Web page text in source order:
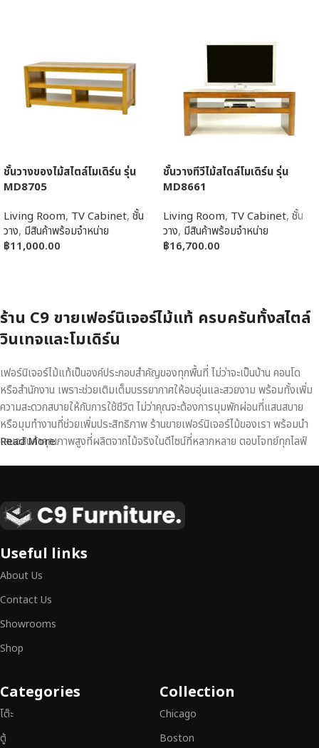
ชั้นวางของไม้สไตล์โมเดิร์น รุ่น
MD8705
Living Room, TV Cabinet, ชั้น
วาง, มีสินค้าพร้อมจำหน่าย
฿11,000.00
ชั้นวางทีวีไม้สไตล์โมเดิร์น รุ่น
MD8661
Living Room, TV Cabinet, ชั้น
วาง, มีสินค้าพร้อมจำหน่าย
฿16,700.00
ร้าน C9 ขายเฟอร์นิเจอร์ไม้แท้ ครบครันทั้งสไตล์
วินเทจและโมเดิร์น
เฟอร์นิเจอร์ไม้แท้เป็นองค์ประกอบสำคัญของทุกพื้นที่ ไม่ว่าจะเป็นบ้าน คอนโด
หรือสำนักงาน เพราะช่วยเติมเต็มบรรยากาศให้อบอุ่นและสวยงาม พร้อมทั้งเพิ่ม
ความสะดวกสบายให้กับการใช้ชีวิต ไม่ว่าคุณจะต้องการมุมพักผ่อนที่แสนสบาย
หรือมุมทำงานที่ช่วยเพิ่มประสิทธิภาพ ร้านขายเฟอร์นิเจอร์ไม้ของเรา พร้อมนำ
เสนอสินค้าคุณภาพสูงที่ผลิตจากไม้จริงในดีไซน์ที่หลากหลาย ตอบโจทย์ทุกไลฟ์
เหนือระดับ
เฟอร์นิเจอร์ไม้ไม่ใช่เพียงของตกแต่ง แต่เป็นงานศิลปะที่สะท้อนถึงรสนิยมและ
สามารถผสานความสวยงาม ความแข็งแรง และการใช้งานที่ตอบโจทย์ทุกความ
ต้องการได้อย่างลงตัว เฟอร์นิเจอร์ทุกชิ้นของเราผลิตจากวัสดุคุณภาพสูง ผ่าน
การตรวจสอบมาตรฐานอย่างเคร่งครัด
สิก และการใช้งานที่ยาวนาน
ประกันคุณภาพและการบริการที่ดีที่สุด
Read More
Useful links
About Us
Contact Us
Showrooms
Shop
Categories
โต๊ะ
ตู้
Collection
Chicago
Boston